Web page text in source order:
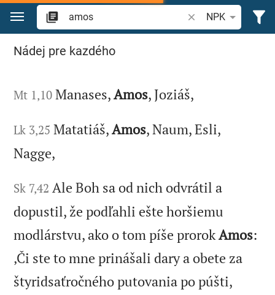
Prejsť na obsah
Vyhľadajte biblický
NPK
Vyhľadajte "amos" v Biblii
Nádej pre kazdého
Mt 1,10 Manases,Amos, Joziáš,
Lk 3,25 Matatiáš,Amos, Naum, Esli,
Nagge,
Sk 7,42 Ale Boh sa od nich odvrátil a
dopustil, že podľahli ešte horšiemu
modlárstvu, ako o tom píše prorokAmos:
‚Či ste to mne prinášali dary a obete za
štyridsaťročného putovania po púšti,